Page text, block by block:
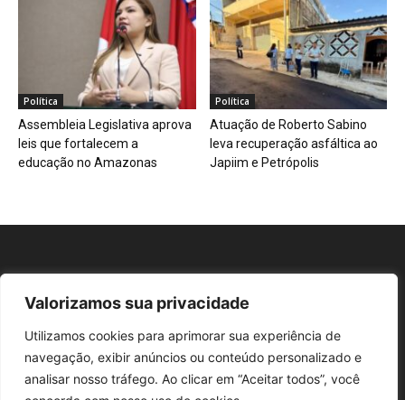
Valorizamos sua privacidade
Utilizamos cookies para aprimorar sua experiência de
navegação, exibir anúncios ou conteúdo personalizado e
analisar nosso tráfego. Ao clicar em “Aceitar todos”, você
Política
Assembleia Legislativa aprova
leis que fortalecem a
educação no Amazonas
Política
Atuação de Roberto Sabino
leva recuperação asfáltica ao
Japiim e Petrópolis
Repórter AM